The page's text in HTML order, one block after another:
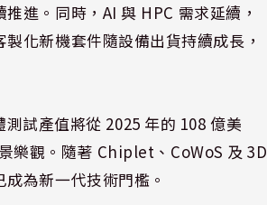
進。同時，AI 與 HPC 需求延續，
化新機套件隨設備出貨持續成長，
試產值將從 2025 年的 108 億美
樂觀。隨著 Chiplet、CoWoS 及 3D
為新一代技術門檻。